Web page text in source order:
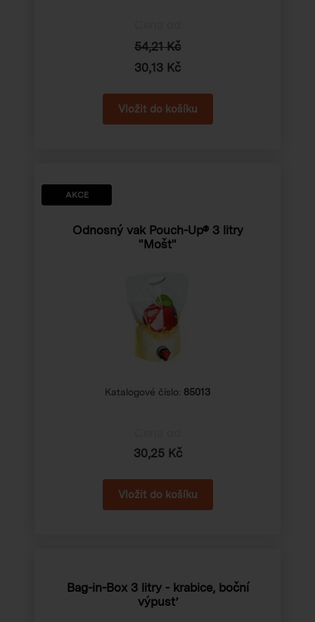
54,21 Kč
30,13 Kč
AKCE
Odnosný vak Pouch-Up® 3 litry
"Mošt"
Katalogové číslo: 85013
30,25 Kč
Bag-in-Box 3 litry - krabice, boční
výpusť